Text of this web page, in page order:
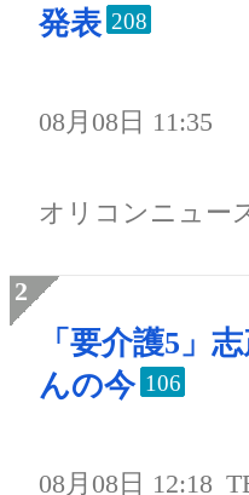
発表 208
08月08日 11:35
オリコンニュー
「要介護5」
んの今 106
08月08日 12:18